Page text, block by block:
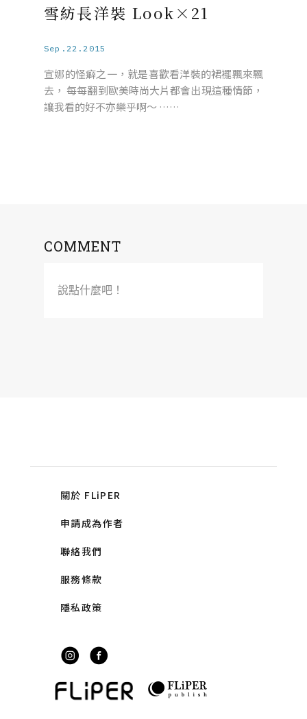
雪紡長洋裝 Look×21
Sep.22.2015
宣娜的怪癖之一，就是喜歡看洋裝的裙襬飄來飄
去， 每每翻到歐美時尚大片都會出現這種情節，
讓我看的好不亦樂乎啊～ ……
COMMENT
說點什麼吧！
關於 FLiPER
申請成為作者
聯絡我們
服務條款
隱私政策